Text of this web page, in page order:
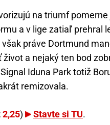
na triumf
a v lige zatiaľ prehral
práve Dortmund
a nejaký ten bod
Iduna Park totiž
remizovala.
2,25) Stavte si TU.